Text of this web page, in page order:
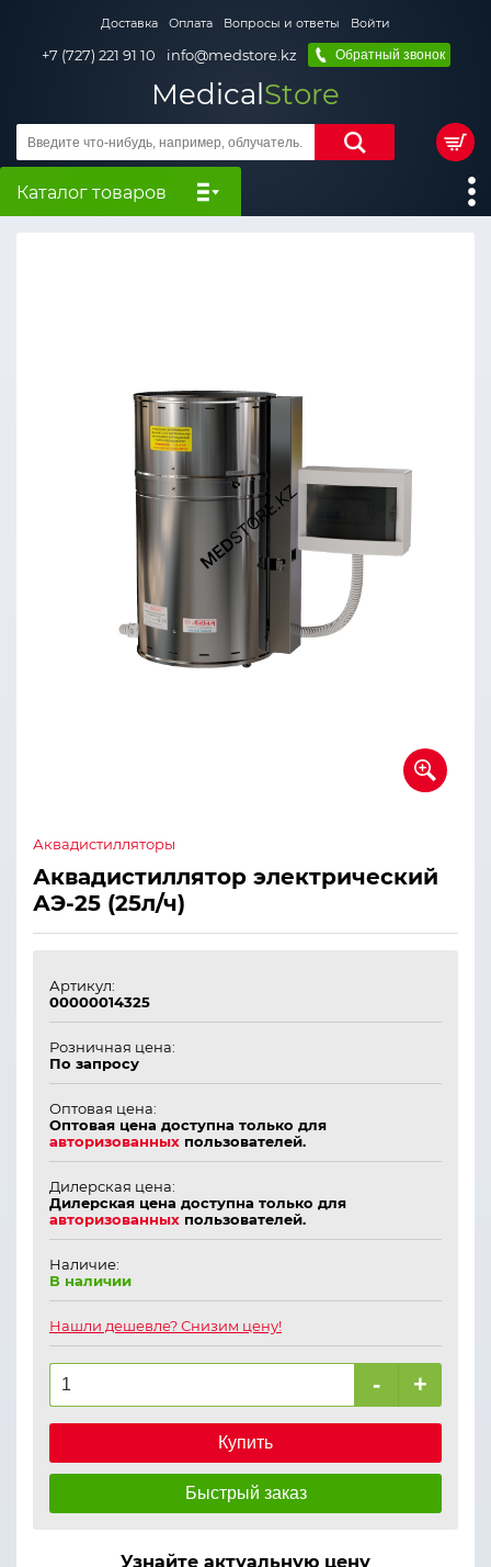
Доставка Оплата Вопросы и ответы Войти
+7 (727) 221 91 10 info@medstore.kz Обратный звонок
MedicalStore
Каталог товаров
Аквадистилляторы
Аквадистиллятор электрический
АЭ-25 (25л/ч)
Артикул:
00000014325
Розничная цена:
По запросу
Оптовая цена:
Оптовая цена доступна только для
авторизованных пользователей.
Дилерская цена:
Дилерская цена доступна только для
авторизованных пользователей.
Наличие:
В наличии
Нашли дешевле? Снизим цену!
- +
Купить
Быстрый заказ
Узнайте актуальную цену